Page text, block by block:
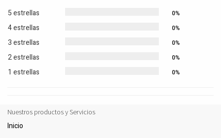
5 estrellas
0%
4 estrellas 0%
3 estrellas 0%
2 estrellas 0%
1 estrellas 0%
Nuestros productos y Servicios
Inicio